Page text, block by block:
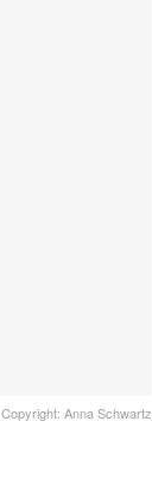
Copyright: Anna Schwartz